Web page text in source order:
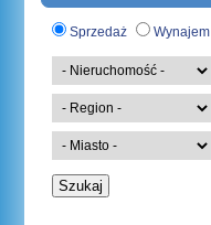
Sprzedaż Wynajem